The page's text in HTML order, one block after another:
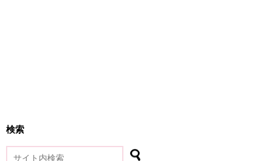
検索